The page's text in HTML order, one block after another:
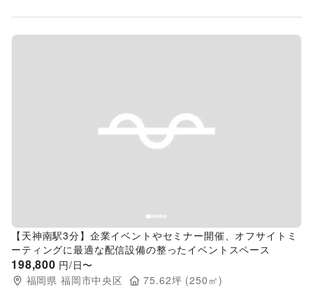
Previous slide
【天神南駅3分】企業イベントやセミナー開催、オフサイトミ
ーティングに最適な配信設備の整ったイベントスペース
198,800 円/日〜
福岡県 福岡市中央区 75.62坪 (250 ㎡)